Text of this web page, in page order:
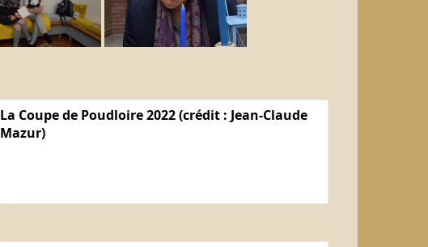
La Coupe de Poudloire 2022 (crédit : Jean-Claude
Mazur)